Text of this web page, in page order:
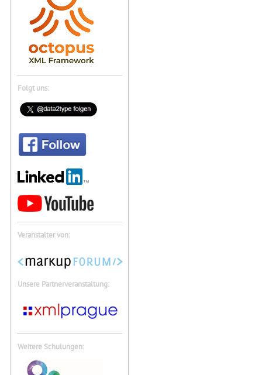
Folgt uns:
Veranstalter von:
Unsere Partnerveranstaltung:
Weitere Schulungen: